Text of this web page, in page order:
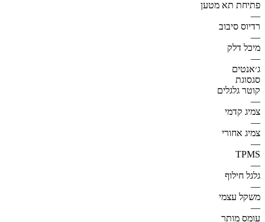
פתיחת תא מטען
—
רדיוס סיבוב
—
מיכל דלק
—
ג׳אנטים
סגסוגת
קוטר גלגלים
—
צמיג קדמי
—
צמיג אחורי
—
TPMS
—
גלגל חילוף
—
משקל עצמי
—
עומס מותר